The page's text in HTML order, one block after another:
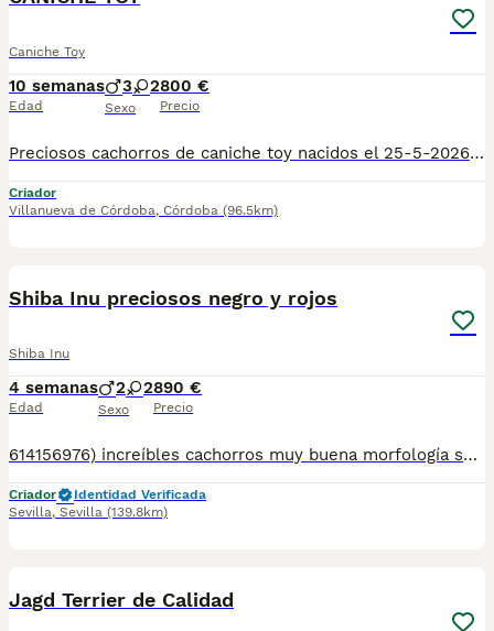
Caniche Toy
10 semanas
Edad
3 2
Sexo
800 €
Precio
Preciosos cachorros de caniche toy nacidos el 25-5-2026. 3 machos apricot y 2 hembras negras. Criados en ambiente familiar. Se entregan desparasitados, vacunado y cartilla veterinaria. Se pueden enviar a partir de los 60 dias. Se atiende whashapp y llamadas 606253771.
Criador
Villanueva de Córdoba, Córdoba (96.5km)
Shiba Inu preciosos negro y rojos
Shiba Inu
4 semanas
Edad
2 2
Sexo
890 €
Precio
614156976) increíbles cachorros muy buena morfología se entregan con su documentación cartilla sanitaria con vacunas al día desparasitaciones internas y externas y contrato de compra y venta con su garantías víricas y genéticas somos un criadero familiar todos nuestros cachorros son criados con mucho mimo dedicación y cariño por lo cual pedimos que vallan a buenas familia y conscientes de qué es un compañero de vida que llegará a llenar sus casas de amor juego y vida para más información fotos videos y todo lo que necesite nos pueden contactar en el 614156976 mi nombre es Carolina le atenderemos gustosamente sin compromiso.
Criador
Identidad Verificada
Sevilla, Sevilla (139.8km)
Jagd Terrier de Calidad